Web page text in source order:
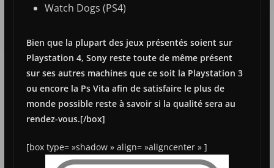
Watch Dogs (PS4)
Bien que la plupart des jeux présentés soient sur
Playstation 4, Sony reste toute de même présent
sur ses autres machines que ce soit la Playstation 3
ou encore la Ps Vita afin de satisfaire le plus de
monde possible reste à savoir si la qualité sera au
rendez-vous.[/box]
[box type= »shadow » align= »aligncenter » ]